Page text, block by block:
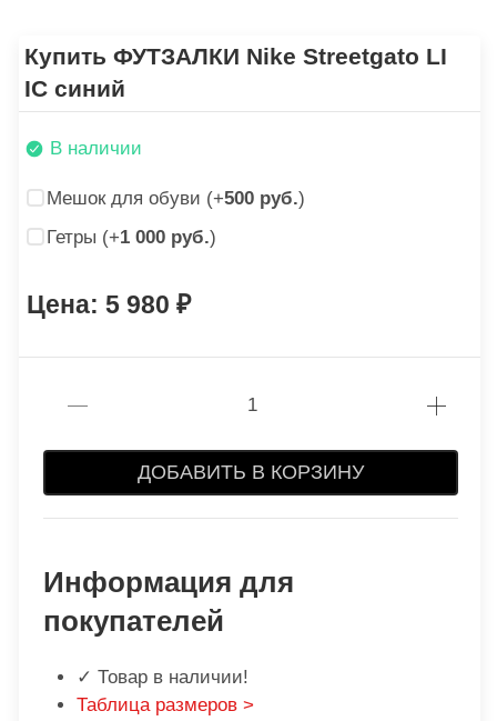
Купить ФУТЗАЛКИ Nike Streetgato LI
IC синий
В наличии
Мешок для обуви (+500 руб.)
Гетры (+1 000 руб.)
5 980
ДОБАВИТЬ В КОРЗИНУ
Информация для
покупателей
✓ Товар в наличии!
Таблица размеров >